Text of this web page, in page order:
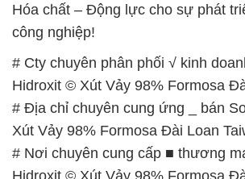
Thời gian làm việc
Thứ 2 đến thứ 6: Buổi sáng: từ 8h
chiều: từ 12h30 đến 17h
Thứ 7: Buổi sáng: từ 8h đến 11h –
12h30 đến 16h